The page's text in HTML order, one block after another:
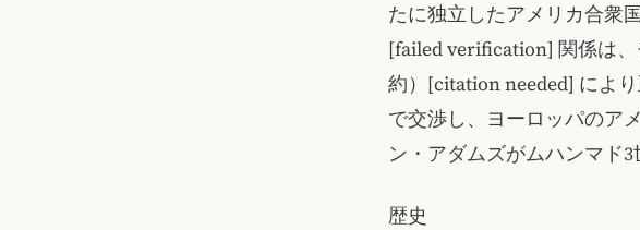
たに独立したアメリカ合衆
[failed verification] 関係は
約）[citation needed] によ
で交渉し、ヨーロッパのア
ン・アダムズがムハンマド3
歴史